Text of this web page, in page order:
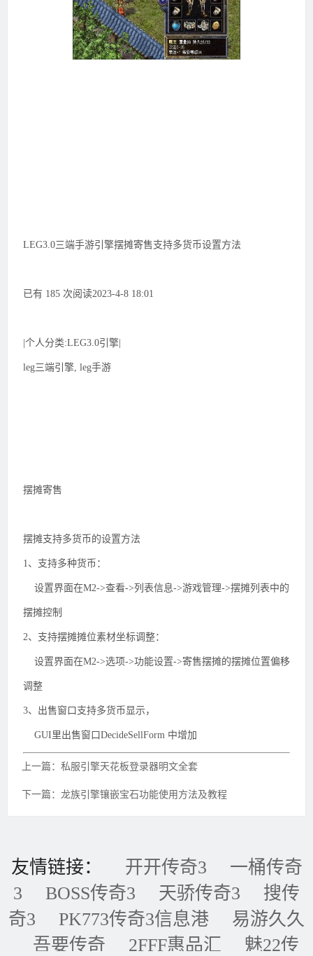
LEG3.0三端手游引擎摆摊寄售支持多货币设置方法
已有 185 次阅读2023-4-8 18:01
|个人分类:LEG3.0引擎|
leg三端引擎, leg手游
摆摊寄售
摆摊支持多货币的设置方法
1、支持多种货币：
设置界面在M2->查看->列表信息->游戏管理->摆摊列表中的
摆摊控制
2、支持摆摊摊位素材坐标调整：
设置界面在M2->选项->功能设置->寄售摆摊的摆摊位置偏移
调整
3、出售窗口支持多货币显示，
GUI里出售窗口DecideSellForm 中增加
上一篇：私服引擎天花板登录器明文全套
下一篇：龙族引擎镶嵌宝石功能使用方法及教程
友情链接： 开开传奇3
一桶传奇
3
BOSS传奇3 天骄传奇3
搜传
奇3
PK773传奇3信息港
易游久久
吾要传奇
2FFF惠品汇 魅22传